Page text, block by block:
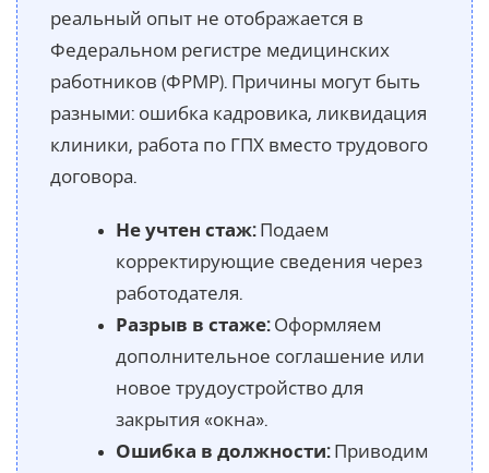
реальный опыт не отображается в
Федеральном регистре медицинских
работников (ФРМР). Причины могут быть
разными: ошибка кадровика, ликвидация
клиники, работа по ГПХ вместо трудового
договора.
Не учтен стаж:Подаем
корректирующие сведения через
работодателя.
Разрыв в стаже:Оформляем
дополнительное соглашение или
новое трудоустройство для
закрытия «окна».
Ошибка в должности:Приводим